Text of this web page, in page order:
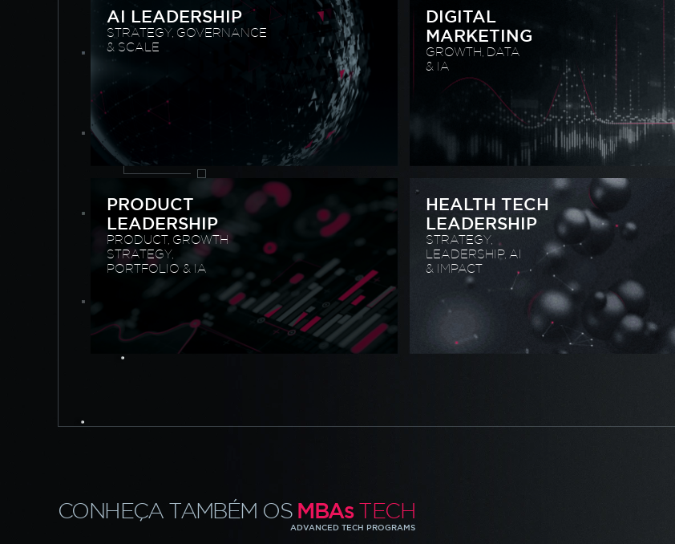
AI LEADERSHIP
STRATEGY, GOVERNANCE
& SCALE
DIGITAL
MARKETING
GROWTH, DATA
& IA
PRODUCT
LEADERSHIP
PRODUCT, GROWTH
STRATEGY,
PORTFOLIO & IA
HEALTH TECH
LEADERSHIP
STRATEGY,
LEADERSHIP, AI
& IMPACT
CONHEÇA TAMBÉM OS MBAs TECH
ADVANCED TECH PROGRAMS